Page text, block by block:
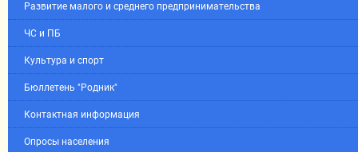
Развитие малого и среднего предпринимательства
ЧС и ПБ
Культура и спорт
Бюллетень "Родник"
Контактная информация
Опросы населения